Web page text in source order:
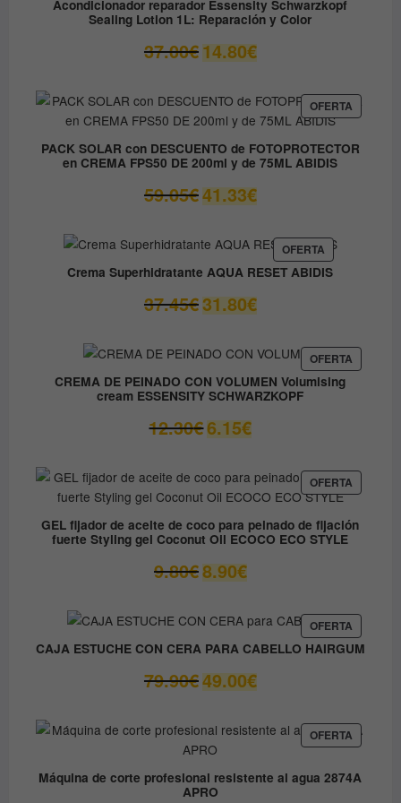
hasta
14.50€
Acondicionador reparador Essensity Schwarzkopf
Sealing Lotion 1L: Reparación y Color
37.00€ El
precio
era:
37.00€.
14.80€El
precio
es:
14.80€.
OFERTA
EN
PACK SOLAR con DESCUENTO de FOTOPROTECTOR
en CREMA FPS50 DE 200ml y de 75ML ABIDIS
59.05€ El
precio
era:
59.05€.
41.33€El
precio
es:
41.33€.
OFERTAPRODUCTO
EN
OFERTA
Crema Superhidratante AQUA RESET ABIDIS
37.45€ El
precio
era:
37.45€.
31.80€El
precio
es:
31.80€.
OFERTA
EN
CREMA DE PEINADO CON VOLUMEN Volumising
cream ESSENSITY SCHWARZKOPF
12.30€El
precio
era:
12.30€.
6.15€El
precio
es:
6.15€.
OFERTA
EN
GEL fijador de aceite de coco para peinado de fijación
fuerte Styling gel Coconut Oil ECOCO ECO STYLE
9.80€ El
precio
era:
9.80€.
8.90€El
precio
es:
8.90€.
OFERTA
EN
OFERTA
CAJA ESTUCHE CON CERA PARA CABELLO HAIRGUM
79.90€ El
precio
era:
79.90€.
49.00€El
precio
es:
OFERTA
EN
Máquina de corte profesional resistente al agua 2874A
APRO